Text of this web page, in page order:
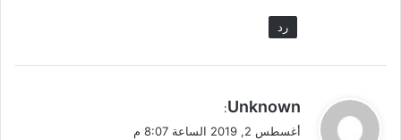
رد
ي
ق
Unknown
:
أغسطس 2, 2019 الساعة 8:07 م